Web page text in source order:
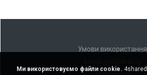
Умови використання
Ми використовуємо файли cookie.